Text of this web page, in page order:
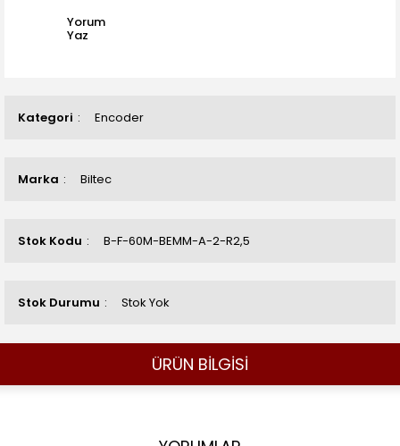
Kategori Encoder
Marka Biltec
Stok Kodu B-F-60M-BEMM-A-2-R2,5
Stok Durumu Stok Yok
Yorum
Yaz
ÜRÜN BİLGİSİ